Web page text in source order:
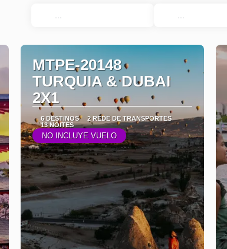
MTPE-20148
TURQUIA & DUBAI
2X1
6 DESTINOS
2 REDE DE TRANSPORTES
13 NOITES
NO INCLUYE VUELO